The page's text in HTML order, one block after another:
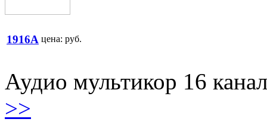
1916A цена: руб.
Аудио мультикор 16
>>